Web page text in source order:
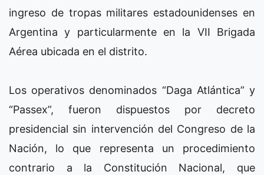
ingreso de tropas militares estadounidenses en
Argentina y particularmente en la VII Brigada
Aérea ubicada en el distrito.
Los operativos denominados “Daga Atlántica” y
“Passex”, fueron dispuestos por decreto
presidencial sin intervención del Congreso de la
Nación, lo que representa un procedimiento
contrario a la Constitución Nacional, que